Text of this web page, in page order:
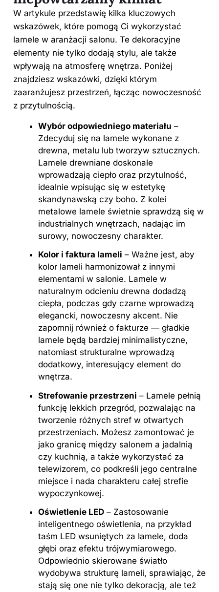
W artykule przedstawię kilka kluczowych
wskazówek, które pomogą Ci wykorzystać
lamele w aranżacji salonu. Te dekoracyjne
elementy nie tylko dodają stylu, ale także
wpływają na atmosferę wnętrza. Poniżej
znajdziesz wskazówki, dzięki którym
zaaranżujesz przestrzeń, łącząc nowoczesność
z przytulnością.
Wybór odpowiedniego materiału –
Zdecyduj się na lamele wykonane z
drewna, metalu lub tworzyw sztucznych.
Lamele drewniane doskonale
wprowadzają ciepło oraz przytulność,
idealnie wpisując się w estetykę
skandynawską czy boho. Z kolei
metalowe lamele świetnie sprawdzą się w
industrialnych wnętrzach, nadając im
surowy, nowoczesny charakter.
Kolor i faktura lameli – Ważne jest, aby
kolor lameli harmonizował z innymi
elementami w salonie. Lamele w
naturalnym odcieniu drewna dodadzą
ciepła, podczas gdy czarne wprowadzą
elegancki, nowoczesny akcent. Nie
zapomnij również o fakturze — gładkie
lamele będą bardziej minimalistyczne,
natomiast strukturalne wprowadzą
dodatkowy, interesujący element do
wnętrza.
Strefowanie przestrzeni – Lamele pełnią
funkcję lekkich przegród, pozwalając na
tworzenie różnych stref w otwartych
przestrzeniach. Możesz zamontować je
jako granicę między salonem a jadalnią
czy kuchnią, a także wykorzystać za
telewizorem, co podkreśli jego centralne
miejsce i nada charakteru całej strefie
wypoczynkowej.
Oświetlenie LED – Zastosowanie
inteligentnego oświetlenia, na przykład
taśm LED wsuniętych za lamele, doda
głębi oraz efektu trójwymiarowego.
Odpowiednio skierowane światło
wydobywa strukturę lameli, sprawiając, że
stają się one nie tylko dekoracją, ale też